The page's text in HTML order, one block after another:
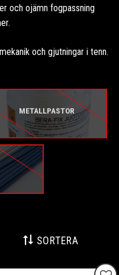
och ojämn fogpassning
och gjutningar i tenn.
METALLPASTOR
SORTERA